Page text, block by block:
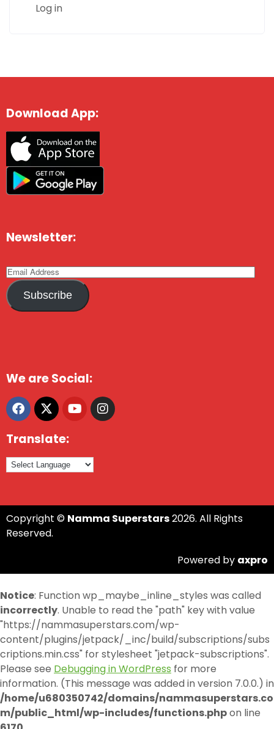
Log in
Download App:
Newsletter:
Subscribe
We are Social:
Translate:
Copyright © Namma Superstars2026. All Rights
Reserved.
Powered by axpro
Notice: Function wp_maybe_inline_styles was called
incorrectly. Unable to read the "path" key with value
"https://nammasuperstars.com/wp-
content/plugins/jetpack/_inc/build/subscriptions/subs
criptions.min.css" for stylesheet "jetpack-subscriptions".
Please see Debugging in WordPress for more
information. (This message was added in version 7.0.0.) in
/home/u680350742/domains/nammasuperstars.co
m/public_html/wp-includes/functions.phpon line